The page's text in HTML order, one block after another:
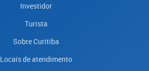
Investidor
Turista
Sobre Curitiba
Locais de atendimento